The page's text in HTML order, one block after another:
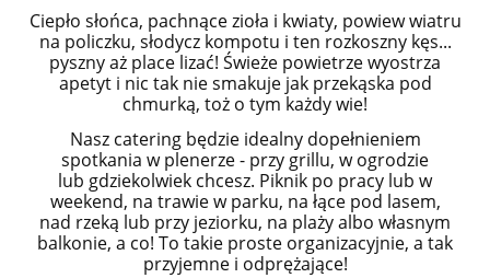
Ciepło słońca, pachnące zioła i kwiaty, powiew wiatru
na policzku, słodycz kompotu i ten rozkoszny kęs...
pyszny aż place lizać! Świeże powietrze wyostrza
apetyt i nic tak nie smakuje jak przekąska pod
chmurką, toż o tym każdy wie!
Nasz catering będzie idealny dopełnieniem
spotkania w plenerze - przy grillu, w ogrodzie
lub gdziekolwiek chcesz. Piknik po pracy lub w
weekend, na trawie w parku, na łące pod lasem,
nad rzeką lub przy jeziorku, na plaży albo własnym
balkonie, a co! To takie proste organizacyjnie, a tak
przyjemne i odprężające!